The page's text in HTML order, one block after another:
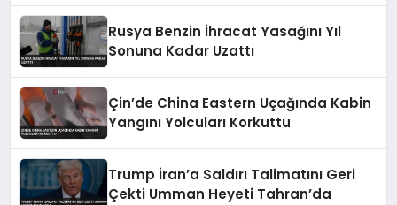
Rusya Benzin İhracat Yasağını Yıl
Sonuna Kadar Uzattı
Çin’de China Eastern Uçağında Kabin
Yangını Yolcuları Korkuttu
Trump İran’a Saldırı Talimatını Geri
Çekti Umman Heyeti Tahran’da